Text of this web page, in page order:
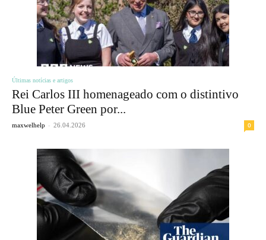
Últimas notícias e artigos
Rei Carlos III homenageado com o distintivo
Blue Peter Green por...
maxwelhelp - 26.04.2026 0